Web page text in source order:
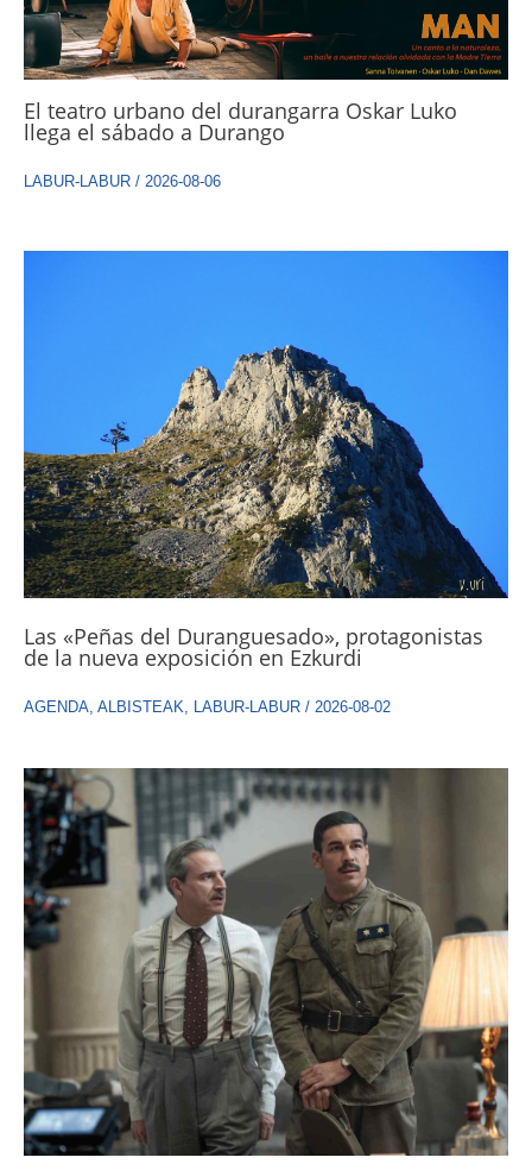
El teatro urbano del durangarra Oskar Luko
llega el sábado a Durango
LABUR-LABUR / 2026-08-06
Las «Peñas del Duranguesado», protagonistas
de la nueva exposición en Ezkurdi
AGENDA, ALBISTEAK, LABUR-LABUR / 2026-08-02